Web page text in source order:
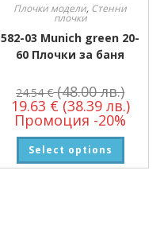
Плочки модели, Стенни
плочки
582-03 Munich green 20-
60 Плочки за баня
24.54€ (48.00 лв.)
19.63 € (38.39 лв.)
Промоция -20%
Select options